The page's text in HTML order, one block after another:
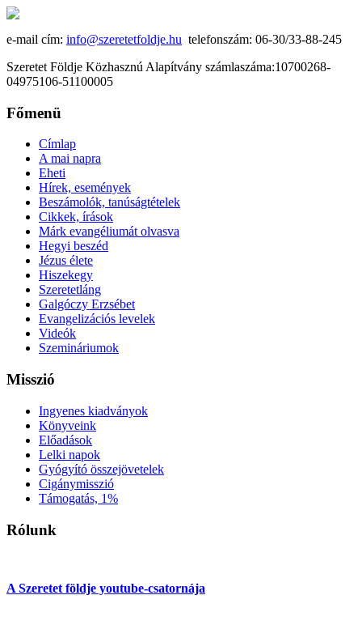
e-mail cím: info@szeretetfoldje.hu telefonszám: 06-30/33-88-245
Szeretet Földje Közhasznú Alapítvány számlaszáma:10700268-
04975106-51100005
Főmenü
Címlap
A mai napra
Eheti
Hírek, események
Beszámolók, tanúságtételek
Cikkek, írások
Márk evangéliumát olvasva
Hegyi beszéd
Jézus élete
Hiszekegy
Szeretetláng
Galgóczy Erzsébet
Evangelizációs levelek
Videók
Szemináriumok
Misszió
Ingyenes kiadványok
Könyveink
Előadások
Lelki napok
Gyógyító összejövetelek
Cigánymisszió
Támogatás, 1%
Rólunk
A Szeretet földje youtube-csatornája